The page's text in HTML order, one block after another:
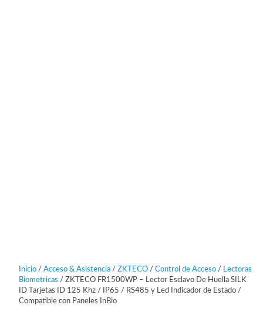
Inicio/ Acceso & Asistencia/ ZKTECO/ Control de Acceso/ Lectoras
Biometricas / ZKTECO FR1500WP – Lector Esclavo De Huella SILK
ID Tarjetas ID 125 Khz / IP65 / RS485 y Led Indicador de Estado /
Compatible con Paneles InBio